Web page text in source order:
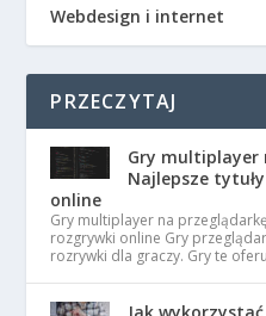
Webdesign i internet
PRZECZYTAJ
Gry multiplayer
Najlepsze
online
Gry multiplayer na
rozgrywki online Gry
rozrywki dla graczy. Gry te
Jak